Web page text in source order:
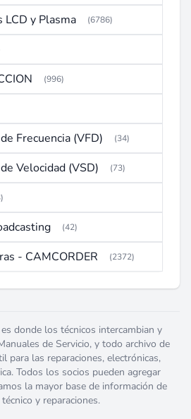
LCD y Plasma (6786)
(996)
Frecuencia (VFD) (34)
Velocidad (VSD) (73)
(42)
- CAMCORDER (2372)
donde los técnicos intercambian y
de Servicio, y todo archivo de
para las reparaciones, electrónicas,
Todos los socios pueden agregar
la mayor base de información de
y reparaciones.